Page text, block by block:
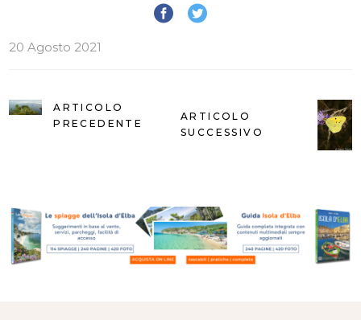
20 Agosto 2021
ARTICOLO
PRECEDENTE
ARTICOLO
SUCCESSIVO